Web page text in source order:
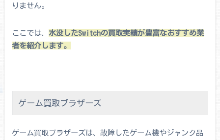
りません。
ここでは、 水没したSwitchの買取実績が豊富なおすすめ業
者を紹介します。
ゲーム買取ブラザーズ
ゲーム買取ブラザーズは、故障したゲーム機やジャンク品